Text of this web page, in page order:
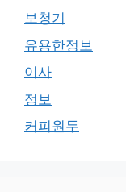
보청기
유용한정보
이사
정보
커피원두